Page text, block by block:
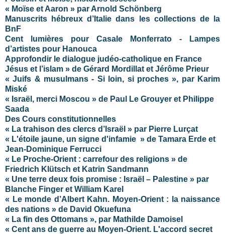
« Moïse et Aaron » par Arnold Schönberg
Manuscrits hébreux d’Italie dans les collections de la
BnF
Cent lumières pour Casale Monferrato - Lampes
d’artistes pour Hanouca
Approfondir le dialogue judéo-catholique en France
Jésus et l’islam » de Gérard Mordillat et Jérôme Prieur
« Juifs & musulmans - Si loin, si proches », par Karim
Miské
« Israël, merci Moscou » de Paul Le Grouyer et Philippe
Saada
Des Cours constitutionnelles
« La trahison des clercs d’Israël » par Pierre Lurçat
« L'étoile jaune, un signe d'infamie » de Tamara Erde et
Jean-Dominique Ferrucci
« Le Proche-Orient : carrefour des religions » de
Friedrich Klütsch et Katrin Sandmann
« Une terre deux fois promise : Israël – Palestine » par
Blanche Finger et William Karel
« Le monde d’Albert Kahn. Moyen-Orient : la naissance
des nations » de David Okuefuna
« La fin des Ottomans », par Mathilde Damoisel
« Cent ans de guerre au Moyen-Orient. L'accord secret